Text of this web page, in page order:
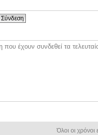
έχουν συνδεθεί τα
Όλοι οι χρόνοι